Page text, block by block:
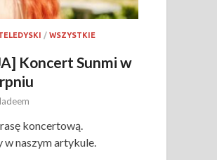
/WSZYSTKIE
Koncert Sunmi w
koncertową.
w naszym artykule.